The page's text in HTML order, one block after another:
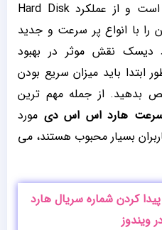
چنانچه کامپیوتر شما قدیمی است و از عملکرد Hard Disk
را با انواع پر سرعت و جدید
دیسک نقش موثر در بهبود
ابتدا باید میزان سریع بودن
بدهید. از جمله مهم ترین
هارد اس اس دی مورد
بسیار محبوب هستند، می
پیدا کردن شماره سریال هارد
ویندوز